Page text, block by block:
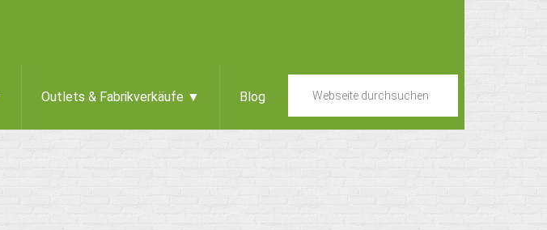
Outlets & Fabrikverkäufe ▼ Blog